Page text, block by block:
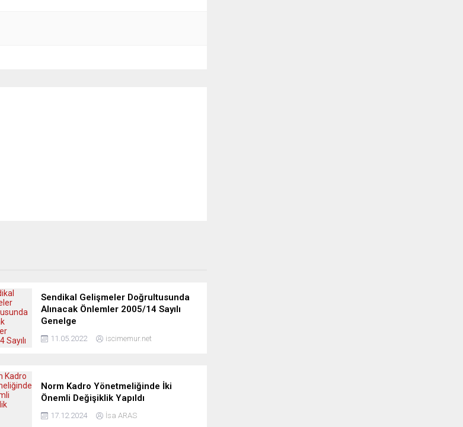
Sendikal Gelişmeler Doğrultusunda
Alınacak Önlemler 2005/14 Sayılı
Genelge
11.05.2022 iscimemur.net
Norm Kadro Yönetmeliğinde İki
Önemli Değişiklik Yapıldı
17.12.2024 İsa ARAS